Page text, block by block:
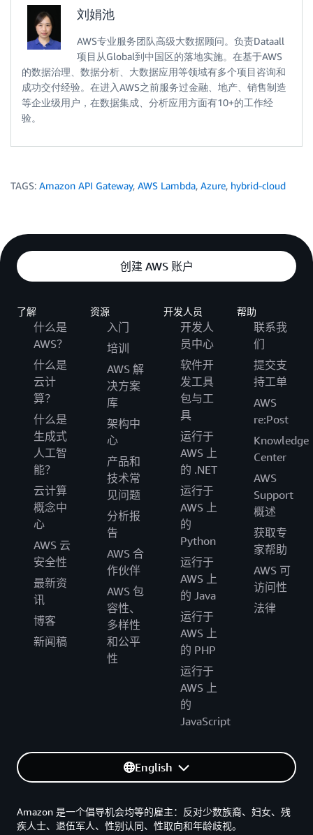
刘娟池
AWS专业服务团队高级大数据顾问。负责Dataall
项目从Global到中国区的落地实施。在基于AWS
的数据治理、数据分析、大数据应用等领域有多个项目咨询和
成功交付经验。在进入AWS之前服务过金融、地产、销售制造
等企业级用户，在数据集成、分析应用方面有10+的工作经
验。
TAGS: Amazon API Gateway, AWS Lambda, Azure, hybrid-cloud
创建 AWS 账户
了解
什么是
AWS？
什么是
云计
算？
什么是
生成式
人工智
能？
云计算
概念中
心
AWS 云
安全性
最新资
讯
博客
新闻稿
资源
入门
培训
AWS 解
决方案
库
架构中
心
产品和
技术常
见问题
分析报
告
AWS 合
作伙伴
AWS 包
容性、
多样性
和公平
性
开发人员
开发人
员中心
软件开
发工具
包与工
具
运行于
AWS 上
的 .NET
运行于
AWS 上
的
Python
运行于
AWS 上
的 Java
运行于
AWS 上
的 PHP
运行于
AWS 上
的
JavaScript
帮助
联系我
们
提交支
持工单
AWS
re:Post
Knowledge
Center
AWS
Support
概述
获取专
家帮助
AWS 可
访问性
法律
English
Amazon 是一个倡导机会均等的雇主：反对少数族裔、妇女、残
疾人士、退伍军人、性别认同、性取向和年龄歧视。